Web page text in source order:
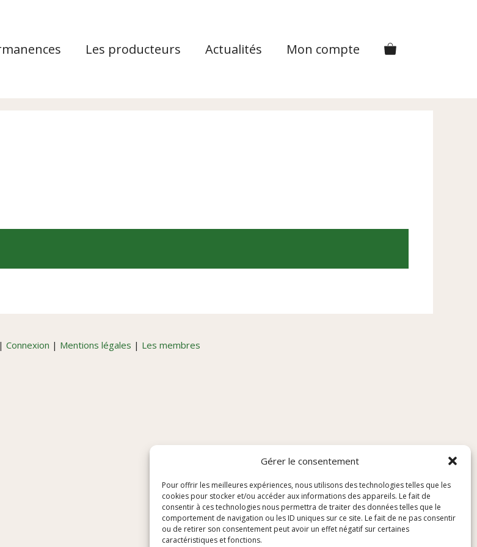
Gérer le consentement
Pour offrir les meilleures expériences, nous utilisons des technologies telles que les
cookies pour stocker et/ou accéder aux informations des appareils. Le fait de
consentir à ces technologies nous permettra de traiter des données telles que le
comportement de navigation ou les ID uniques sur ce site. Le fait de ne pas consentir
ou de retirer son consentement peut avoir un effet négatif sur certaines
caractéristiques et fonctions.
Les producteurs Actualités Mon compte
Connexion | Mentions légales | Les membres